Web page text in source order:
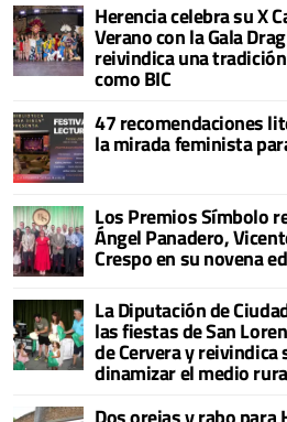
Herencia celebra su X
Verano con la Gala
reivindica una
como BIC
47 recomendaciones
la mirada feminista
Los Premios Símbolo
Ángel Panadero,
Crespo en su novena
La Diputación de
las fiestas de San
de Cervera y reivindica
dinamizar el medio